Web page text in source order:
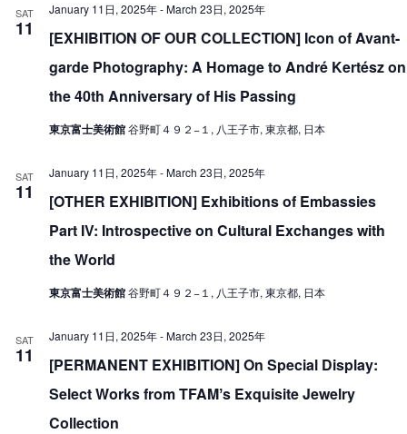
SAT
11
[EXHIBITION OF OUR COLLECTION] Icon of Avant-
garde Photography: A Homage to André Kertész on
the 40th Anniversary of His Passing
January 11日, 2025年-March 23日, 2025年
東京富士美術館谷野町４９２−１, 八王子市, 東京都, 日本
SAT
11
[OTHER EXHIBITION] Exhibitions of Embassies
Part IV: Introspective on Cultural Exchanges with
the World
January 11日, 2025年-March 23日, 2025年
東京富士美術館谷野町４９２−１, 八王子市, 東京都, 日本
SAT
11
[PERMANENT EXHIBITION] On Special Display:
Select Works from TFAMʼs Exquisite Jewelry
Collection
January 11日, 2025年-March 23日, 2025年